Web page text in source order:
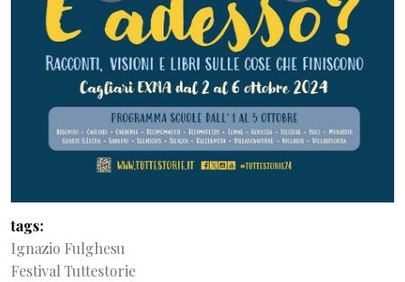
tags
Ignazio Fulghesu
Festival Tuttestorie